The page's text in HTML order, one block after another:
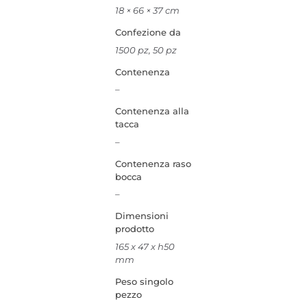
18 × 66 × 37 cm
Confezione da
1500 pz, 50 pz
Contenenza
–
Contenenza alla
tacca
–
Contenenza raso
bocca
–
Dimensioni
prodotto
165 x 47 x h50
mm
Peso singolo
pezzo